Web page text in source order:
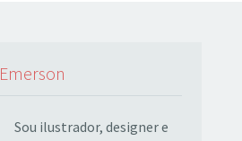
Emerson
Sou ilustrador, designer e